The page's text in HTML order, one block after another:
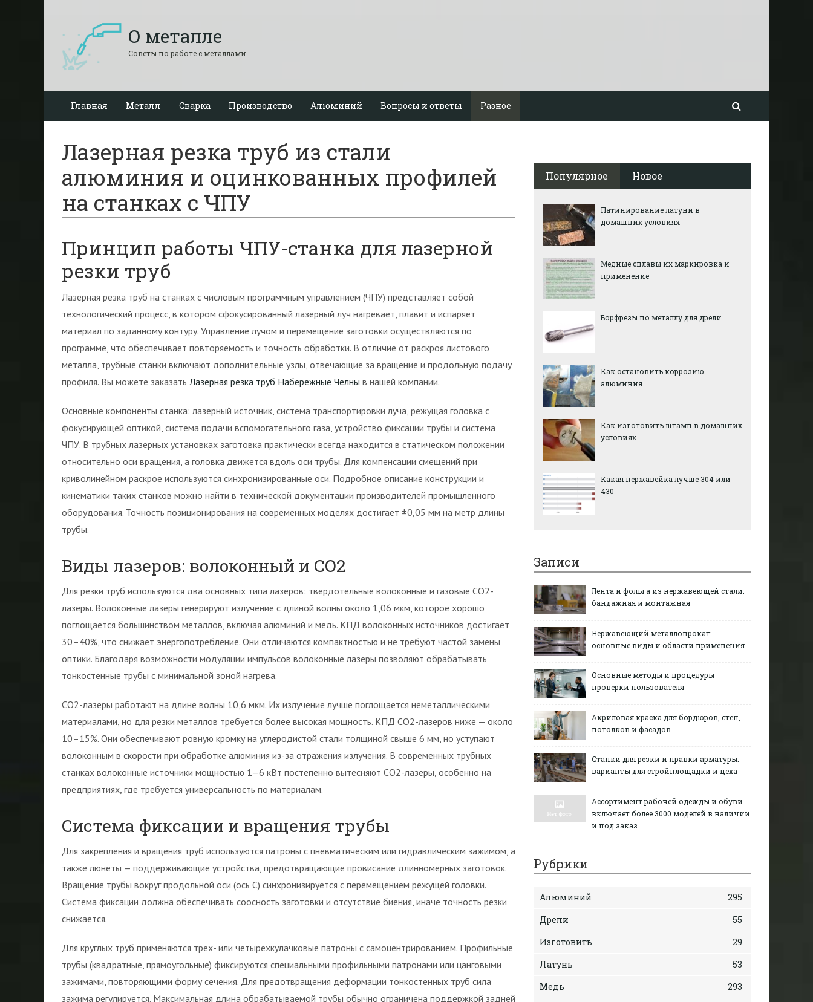
О металле
Советы по работе с металлами
Главная Металл Сварка Производство Алюминий Вопросы и ответы Разное
Лазерная резка труб из стали
алюминия и оцинкованных профилей
на станках с ЧПУ
Принцип работы ЧПУ-станка для лазерной
резки труб
Лазерная резка труб на станках с числовым программным управлением (ЧПУ) представляет собой
технологический процесс, в котором сфокусированный лазерный луч нагревает, плавит и испаряет
материал по заданному контуру. Управление лучом и перемещение заготовки осуществляются по
программе, что обеспечивает повторяемость и точность обработки. В отличие от раскроя листового
металла, трубные станки включают дополнительные узлы, отвечающие за вращение и продольную подачу
профиля. Вы можете заказать Лазерная резка труб Набережные Челны в нашей компании.
Основные компоненты станка: лазерный источник, система транспортировки луча, режущая головка с
фокусирующей оптикой, система подачи вспомогательного газа, устройство фиксации трубы и система
ЧПУ. В трубных лазерных установках заготовка практически всегда находится в статическом положении
относительно оси вращения, а головка движется вдоль оси трубы. Для компенсации смещений при
криволинейном раскрое используются синхронизированные оси. Подробное описание конструкции и
кинематики таких станков можно найти в технической документации производителей промышленного
оборудования. Точность позиционирования на современных моделях достигает ±0,05 мм на метр длины
трубы.
Виды лазеров: волоконный и CO2
Для резки труб используются два основных типа лазеров: твердотельные волоконные и газовые CO2-
лазеры. Волоконные лазеры генерируют излучение с длиной волны около 1,06 мкм, которое хорошо
поглощается большинством металлов, включая алюминий и медь. КПД волоконных источников достигает
30–40%, что снижает энергопотребление. Они отличаются компактностью и не требуют частой замены
оптики. Благодаря возможности модуляции импульсов волоконные лазеры позволяют обрабатывать
тонкостенные трубы с минимальной зоной нагрева.
CO2-лазеры работают на длине волны 10,6 мкм. Их излучение лучше поглощается неметаллическими
материалами, но для резки металлов требуется более высокая мощность. КПД CO2-лазеров ниже — около
10–15%. Они обеспечивают ровную кромку на углеродистой стали толщиной свыше 6 мм, но уступают
волоконным в скорости при обработке алюминия из-за отражения излучения. В современных трубных
станках волоконные источники мощностью 1–6 кВт постепенно вытесняют CO2-лазеры, особенно на
предприятиях, где требуется универсальность по материалам.
Система фиксации и вращения трубы
Для закрепления и вращения труб используются патроны с пневматическим или гидравлическим зажимом, а
также люнеты — поддерживающие устройства, предотвращающие провисание длинномерных заготовок.
Вращение трубы вокруг продольной оси (ось C) синхронизируется с перемещением режущей головки.
Система фиксации должна обеспечивать соосность заготовки и отсутствие биения, иначе точность резки
снижается.
Для круглых труб применяются трех- или четырехкулачковые патроны с самоцентрированием. Профильные
трубы (квадратные, прямоугольные) фиксируются специальными профильными патронами или цанговыми
зажимами, повторяющими форму сечения. Для предотвращения деформации тонкостенных труб сила
зажима регулируется. Максимальная длина обрабатываемой трубы обычно ограничена поддержкой задней
Популярное Новое
Патинирование латуни в
домашних условиях
Медные сплавы их маркировка и
применение
Борфрезы по металлу для дрели
Как остановить коррозию
алюминия
Как изготовить штамп в домашних
условиях
Какая нержавейка лучше 304 или
430
Записи
Лента и фольга из нержавеющей стали:
бандажная и монтажная
Нержавеющий металлопрокат:
основные виды и области применения
Основные методы и процедуры
проверки пользователя
Акриловая краска для бордюров, стен,
потолков и фасадов
Станки для резки и правки арматуры:
варианты для стройплощадки и цеха
Ассортимент рабочей одежды и обуви
включает более 3000 моделей в наличии
и под заказ
Рубрики
Алюминий
295
Дрели
55
Изготовить
29
Латунь
53
Медь
293